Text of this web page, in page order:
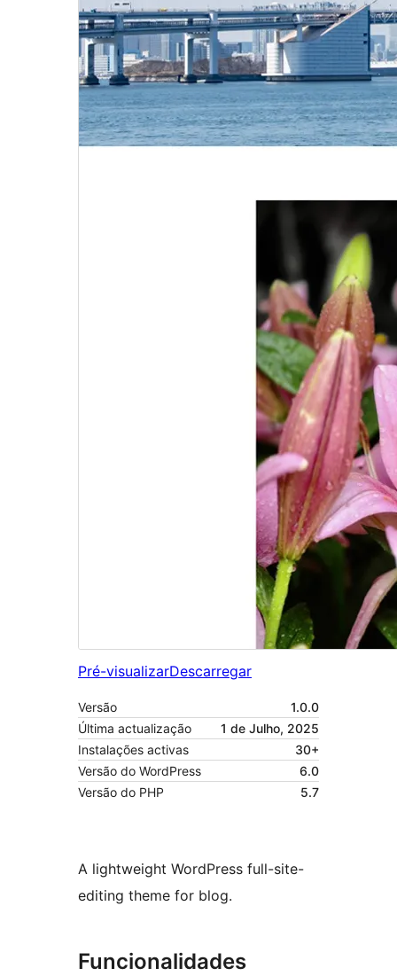
Pré-visualizarDescarregar
Versão
1.0.0
Última actualização
1 de Julho, 2025
Instalações activas
30+
Versão do WordPress
6.0
Versão do PHP
5.7
A lightweight WordPress full-site-
editing theme for blog.
Funcionalidades